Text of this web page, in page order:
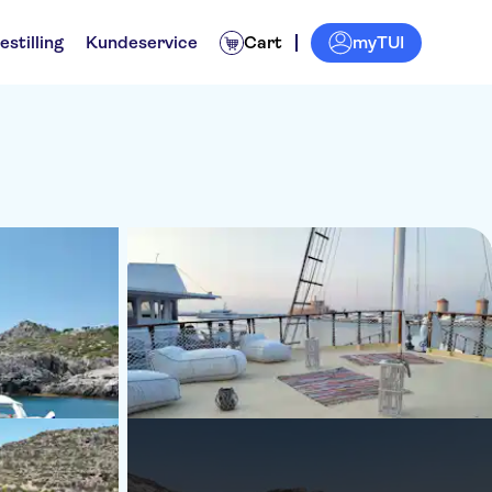
Kundeservice Cart myTUI